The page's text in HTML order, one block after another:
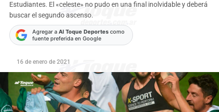
Estudiantes. El «celeste» no pudo en una final inolvidable y deberá
buscar el segundo ascenso.
Agregar a Al Toque Deportescomo
fuente preferida en Google
16 de enero de 2021